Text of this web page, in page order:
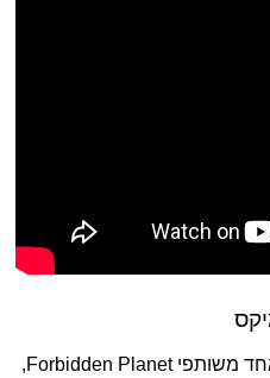
למרות שנוסדה ב-1986 על ידי אחד משותפי Forbidden Planet,